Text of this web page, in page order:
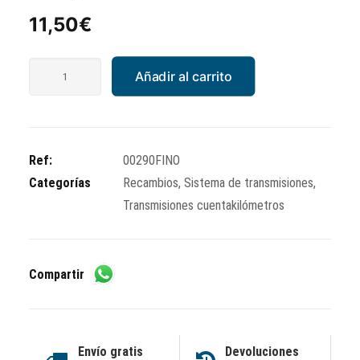
11,50€
cuentakilómetros
100
Km/h
Añadir al carrito
Ref:
00290FINO
Categorías
Recambios, Sistema de transmisiones,
Transmisiones cuentakilómetros
Compartir
Envío gratis Devoluciones